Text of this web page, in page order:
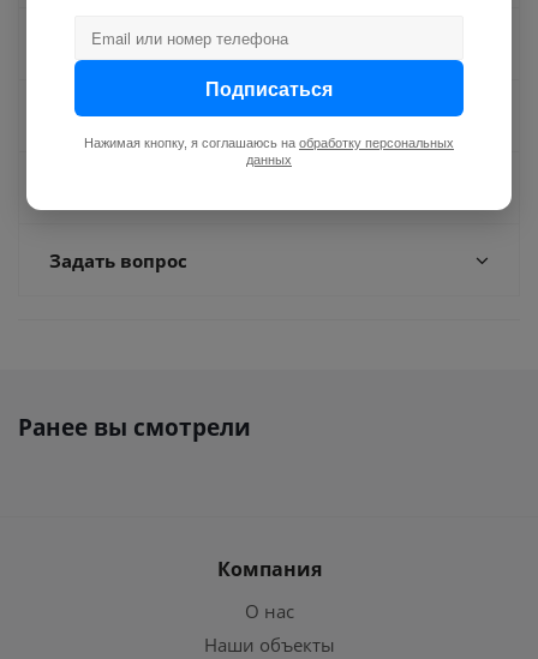
Оплата
Доставка
Задать вопрос
Ранее вы смотрели
Компания
О нас
Наши объекты
Подписаться
Нажимая кнопку, я соглашаюсь на обработку персональных
данных